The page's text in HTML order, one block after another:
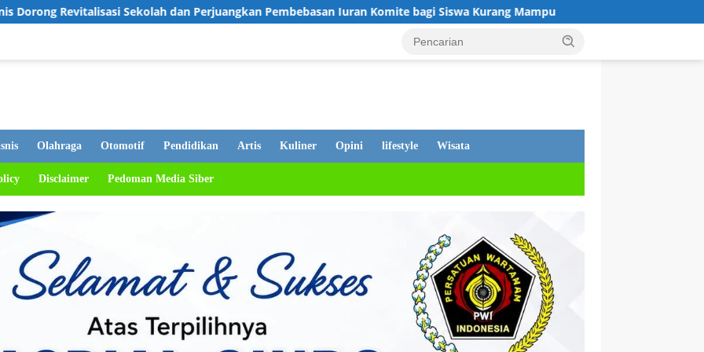
dan Perjuangkan Pembebasan Iuran Komite bagi Siswa Kurang Mampu Tanggapan Dewan Andi Putra, Tentang
Olahraga Otomotif Pendidikan Artis Kuliner Opini lifestyle Wisata
Disclaimer Pedoman Media Siber